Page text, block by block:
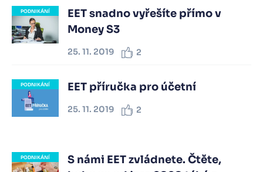
PODNIKÁNÍ
EET snadno vyřešíte přímo v
Money S3
25. 11. 2019 2
PODNIKÁNÍ EET příručka pro účetní
25. 11. 2019 2
PODNIKÁNÍ
S námi EET zvládnete. Čtěte,